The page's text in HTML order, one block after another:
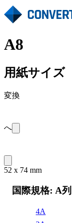
A8
用紙サイズ
変換
へ
52 x 74 mm
国際規格: A列
4A